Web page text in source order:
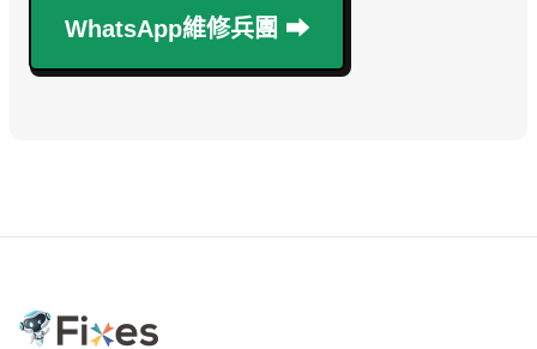
WhatsApp維修兵團 ⮕